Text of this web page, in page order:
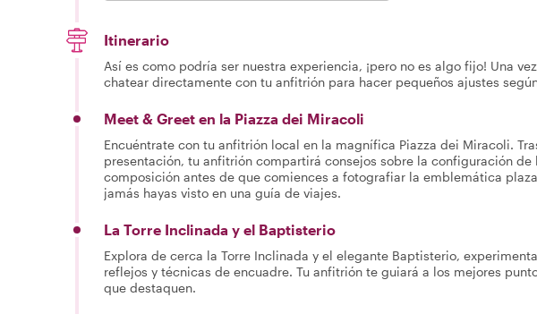
Itinerario
Así es como podría ser nuestra experiencia, ¡pero no es algo fijo! Una
chatear directamente con tu anfitrión para hacer pequeños ajustes
Meet & Greet en la Piazza dei Miracoli
Encuéntrate con tu anfitrión local en la magnífica Piazza dei Miracoli.
presentación, tu anfitrión compartirá consejos sobre la configuración de
composición antes de que comiences a fotografiar la emblemática
jamás hayas visto en una guía de viajes.
La Torre Inclinada y el Baptisterio
Explora de cerca la Torre Inclinada y el elegante Baptisterio,
reflejos y técnicas de encuadre. Tu anfitrión te guiará a los mejores
que destaquen.